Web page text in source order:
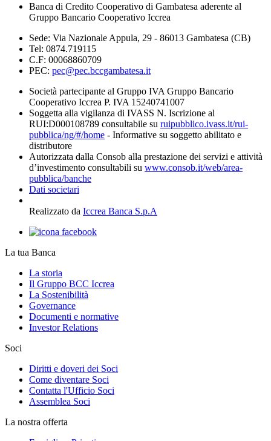
Banca di Credito Cooperativo di Gambatesa aderente al
Gruppo Bancario Cooperativo Iccrea
Sede: Via Nazionale Appula, 29 - 86013 Gambatesa (CB)
Tel: 0874.719115
C.F: 00068860709
PEC: pec@pec.bccgambatesa.it
Società partecipante al Gruppo IVA Gruppo Bancario
Cooperativo Iccrea P. IVA 15240741007
Soggetta alla vigilanza di IVASS N. Iscrizione al
RUI:D000108789 consultabile su ruipubblico.ivass.it/rui-
pubblica/ng/#/home - Informative su soggetto abilitato e
distributore
Autorizzata dalla Consob alla prestazione dei servizi e attività
d’investimento consultabili su www.consob.it/web/area-
pubblica/banche
Dati societari
Realizzato da Iccrea Banca S.p.A
La tua Banca
La storia
Il Gruppo BCC Iccrea
La Sostenibilità
Governance
Documenti e normative
Investor Relations
Soci
Diritti e doveri dei Soci
Come diventare Soci
Contatta l'Ufficio Soci
Assemblea Soci
La nostra offerta